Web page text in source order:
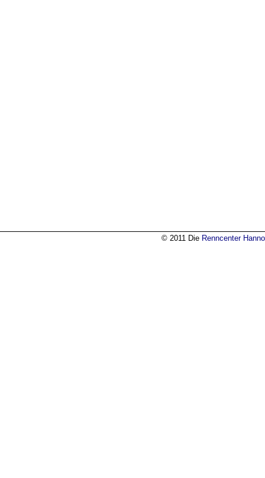
© 2011 Die Renncenter